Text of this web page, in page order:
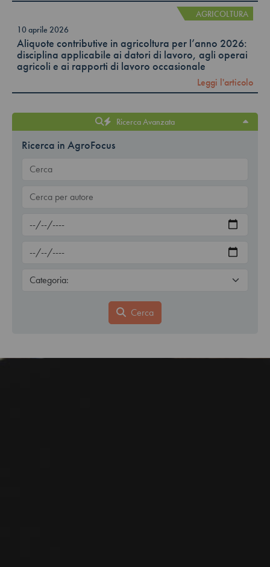
AGRICOLTURA
10 aprile 2026
Aliquote contributive in agricoltura per l’anno 2026:
disciplina applicabile ai datori di lavoro, agli operai
agricoli e ai rapporti di lavoro occasionale
Leggi l'articolo
Ricerca Avanzata
Ricerca in AgroFocus
Cerca